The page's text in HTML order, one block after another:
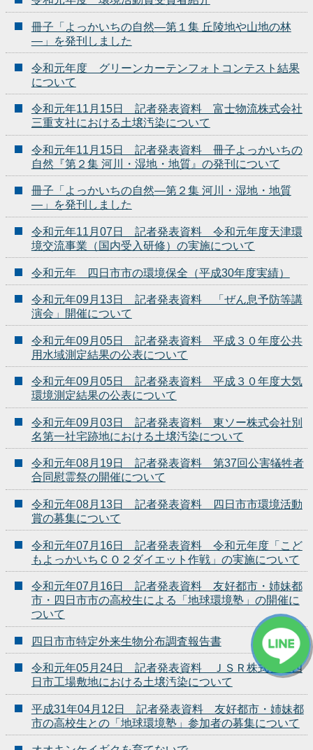
冊子「よっかいちの自然―第１集 丘陵地や山地の林
―」を発刊しました
令和元年度 グリーンカーテンフォトコンテスト結果
について
令和元年11月15日 記者発表資料 富士物流株式会社
三重支社における土壌汚染について
令和元年11月15日 記者発表資料 冊子よっかいちの
自然『第２集 河川・湿地・地質』の発刊について
冊子「よっかいちの自然―第２集 河川・湿地・地質
―」を発刊しました
令和元年11月07日 記者発表資料 令和元年度天津環
境交流事業（国内受入研修）の実施について
令和元年 四日市市の環境保全（平成30年度実績）
令和元年09月13日 記者発表資料 「ぜん息予防等講
演会」開催について
令和元年09月05日 記者発表資料 平成３０年度公共
用水域測定結果の公表について
令和元年09月05日 記者発表資料 平成３０年度大気
環境測定結果の公表について
令和元年09月03日 記者発表資料 東ソー株式会社別
名第一社宅跡地における土壌汚染について
令和元年08月19日 記者発表資料 第37回公害犠牲者
合同慰霊祭の開催について
令和元年08月13日 記者発表資料 四日市市環境活動
賞の募集について
令和元年07月16日 記者発表資料 令和元年度「こど
もよっかいちＣＯ２ダイエット作戦」の実施について
令和元年07月16日 記者発表資料 友好都市・姉妹都
市・四日市市の高校生による「地球環境塾」の開催に
ついて
四日市市特定外来生物分布調査報告書
令和元年05月24日 記者発表資料 ＪＳＲ株式会社四
日市工場敷地における土壌汚染について
平成31年04月12日 記者発表資料 友好都市・姉妹都
市の高校生との「地球環境塾」参加者の募集について